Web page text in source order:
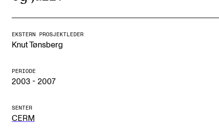
Studentutvalet SUT (student.nmh.no)
FORSKNING
CREMAH
Prosjekter
EKSTERN PROSJEKTLEDER
Knut Tønsberg
PERIODE
2003 - 2007
SENTER
CERM